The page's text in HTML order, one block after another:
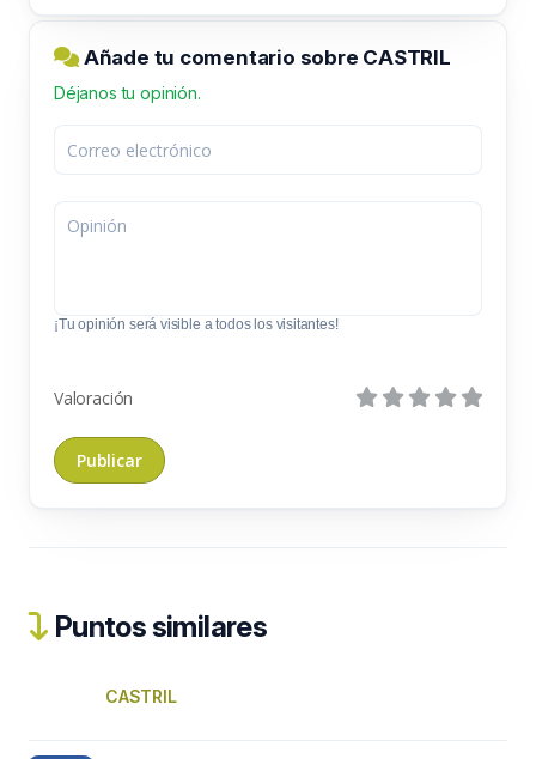
Añade tu comentario sobre CASTRIL
Déjanos tu opinión.
¡Tu opinión será visible a todos los visitantes!
Valoración
Puntos similares
CASTRIL